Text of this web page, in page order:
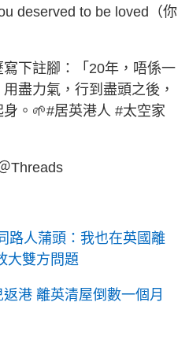
deserved to be loved（你
下註腳：「20年，唔係一
盡力氣，行到盡頭之後，
。🌱#居英港人 #太空家
Threads
路人蒲頭：我也在英國離
大雙方問題
港 離英清屋倒數一個月